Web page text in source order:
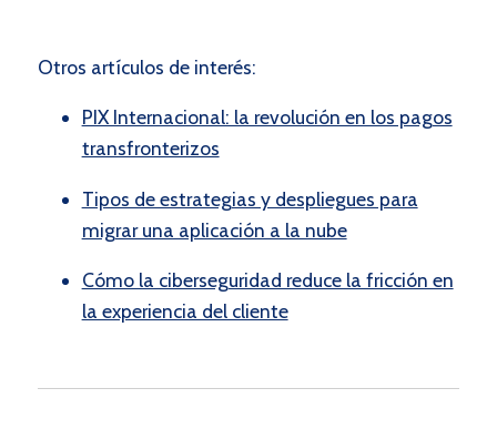
Otros artículos de interés:
PIX Internacional: la revolución en los pagos
transfronterizos
Tipos de estrategias y despliegues para
migrar una aplicación a la nube
Cómo la ciberseguridad reduce la fricción en
la experiencia del cliente